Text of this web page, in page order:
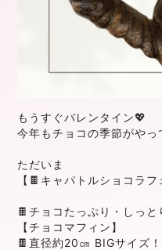
もうすぐバレンタイン💖
今年もチョコの季節がやっ
ただいま
【🍫キャパトルショコラ
🍫チョコたっぷり・しっと
【チョコマフィン】
🍫直径約20㎝ BIGサイズ！